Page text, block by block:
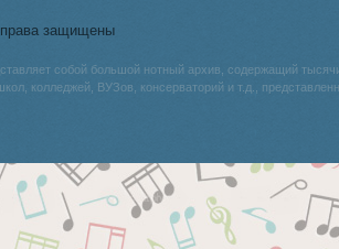
защищены
собой большой нотный архив, содержащий
колледжей, ВУЗов, консерваторий и т.д.,